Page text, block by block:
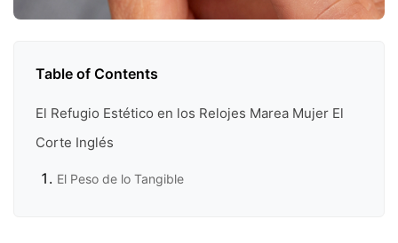
Table of Contents
El Refugio Estético en los Relojes Marea Mujer El
Corte Inglés
El Peso de lo Tangible